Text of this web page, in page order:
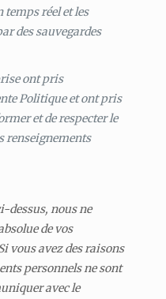
temps réel et les
des sauvegardes
ont pris
Politique et ont pris
et de respecter le
renseignements
dessus, nous ne
de vos
vous avez des raisons
personnels ne sont
avec le